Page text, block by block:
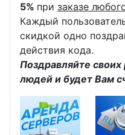
5% при заказе
Каждый
скидкой одно
действия кода.
Поздравляйте
людей и будет Вам